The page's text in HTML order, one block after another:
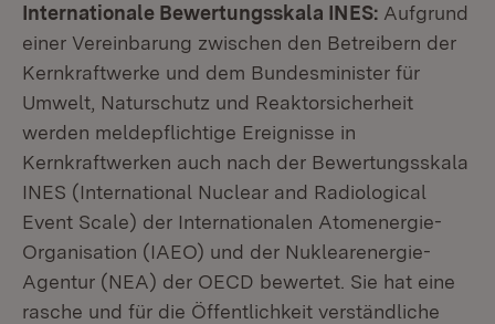
Internationale Bewertungsskala INES: Aufgrund
einer Vereinbarung zwischen den Betreibern der
Kernkraftwerke und dem Bundesminister für
Umwelt, Naturschutz und Reaktorsicherheit
werden meldepflichtige Ereignisse in
Kernkraftwerken auch nach der Bewertungsskala
INES (International Nuclear and Radiological
Event Scale) der Internationalen Atomenergie-
Organisation (IAEO) und der Nuklearenergie-
Agentur (NEA) der OECD bewertet. Sie hat eine
rasche und für die Öffentlichkeit verständliche